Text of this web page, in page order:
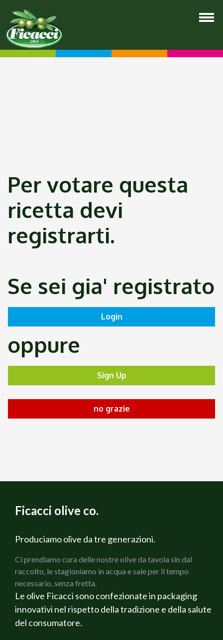
Per votare questa
ricetta devi
registrarti.
Se sei gia' registrato
oppure
Ficacci olive co.
Produciamo olive da tre generazioni.
Ci prendiamo cura delle nostre olive da tavola sin dal
raccolto, le stagioniamo in acqua e sale per il tempo
necessario, senza fretta.
Le olive Ficacci sono confezionate in packaging
innovativi nel rispetto della tradizione e della salute
del consumatore.